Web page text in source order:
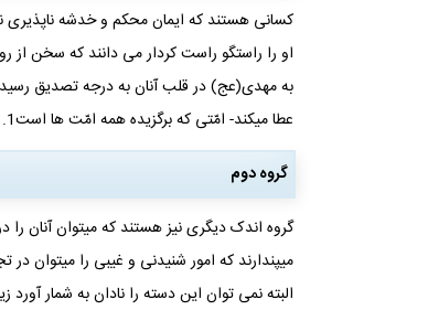
کسانی هستند که ایمان محکم و خدشه‏ ناپذیری
او را راستگو راست‏ کردار می‏ دانند که سخن
به مهدی(عج) در قلب آنان به درجه تصدیق
عطا می‏کند- امّتی که برگزیده همه امّت ها است1.
گروه دوم
گروه اندک دیگری نیز هستند که می‏توان آنان
می‏پندارند که امور شنیدنی و غیبی را می‏توان
البته نمی‏ توان این دسته را نادان به شمار